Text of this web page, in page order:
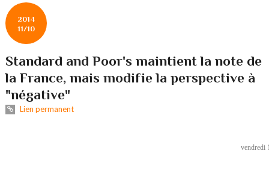
2014
11/10
Standard and Poor's maintient la note de
la France, mais modifie la perspective à
"négative"
Lien permanent
vendredi